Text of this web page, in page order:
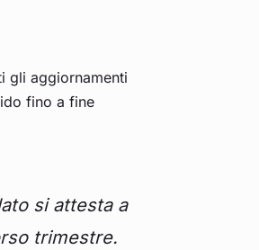
gli aggiornamenti
fino a fine
si attesta a
trimestre.